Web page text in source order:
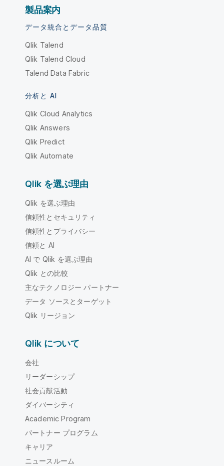
製品案内
データ統合とデータ品質
Qlik Talend
Qlik Talend Cloud
Talend Data Fabric
分析と AI
Qlik Cloud Analytics
Qlik Answers
Qlik Predict
Qlik Automate
Qlik を選ぶ理由
Qlik を選ぶ理由
信頼性とセキュリティ
信頼性とプライバシー
信頼と AI
AI で Qlik を選ぶ理由
Qlik との比較
主なテクノロジー パートナー
データ ソースとターゲット
Qlik リージョン
Qlik について
会社
リーダーシップ
社会貢献活動
ダイバーシティ
Academic Program
パートナー プログラム
キャリア
ニュースルーム